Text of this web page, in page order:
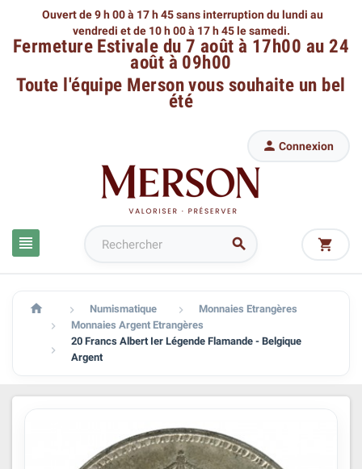
Ouvert de 9 h 00 à 17 h 45 sans interruption du lundi au
vendredi et de 10 h 00 à 17 h 45 le samedi.
Fermeture Estivale du 7 août à 17h00 au 24
août à 09h00
Toute l'équipe Mersonvous souhaite un bel
été
 
 Connexion

  Numismatique  Monnaies Etrangères
 Monnaies Argent Etrangères

20 Francs Albert Ier Légende Flamande - Belgique
Argent